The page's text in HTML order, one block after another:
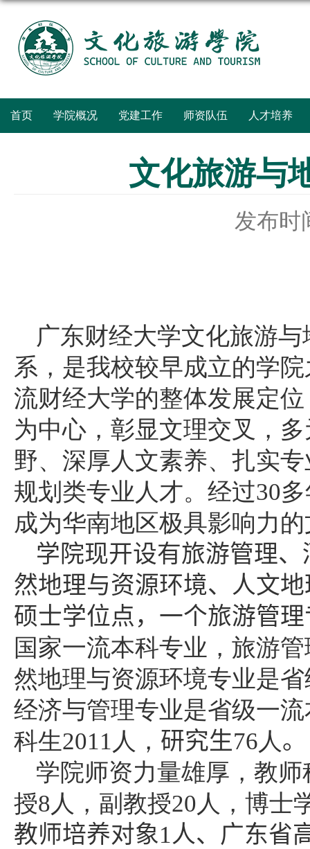
首页 学院概况 党建工作 师资队伍 人才培养
文化旅游与
发布时
广东财经大学文化旅游
系，是我校较早成立的学
流财经大学的整体发展定
为中心，彰显文理交叉，
野、深厚人文素养、扎实
规划类专业人才。经过30
成为华南地区极具影响力
学院现开设有旅游管理
然地理与资源环境、人文
硕士学位点，一个旅游管
国家一流本科专业，旅游
然地理与资源环境专业是
经济与管理专业是省级一
科生2011人， 研究生76人。
学院师资力量雄厚，教
授8人，副教授20人，博士
教师培养对象1人、广东省